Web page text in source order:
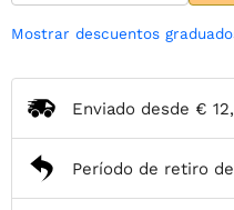
Mostrar descuentos
Enviado desde €
Período de retiro